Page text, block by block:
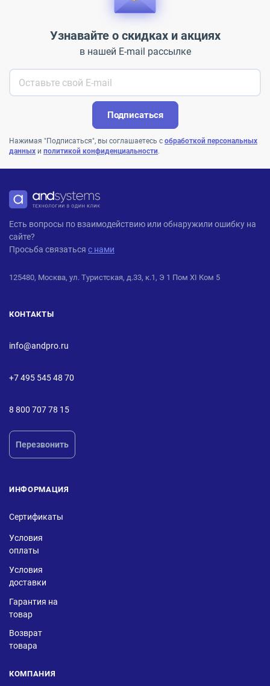
Узнавайте о скидках и акциях
в нашей E-mail рассылке
Подписаться
Нажимая "Подписаться", вы соглашаетесь с обработкой персональных
данных и политикой конфиденциальности.
ANDPRO
Есть вопросы по взаимодействию или обнаружили ошибку на
сайте?
Просьба связаться с нами
125480, Москва, ул. Туристская, д.33, к.1, Э 1 Пом XI Ком 5
КОНТАКТЫ
info@andpro.ru
+7 495 545 48 70
8 800 707 78 15
Перезвонить
ИНФОРМАЦИЯ
Сертификаты
Условия
оплаты
Условия
доставки
Гарантия на
товар
Возврат
товара
КОМПАНИЯ